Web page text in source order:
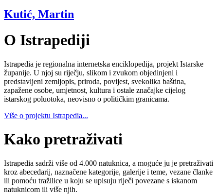
Kutić, Martin
O Istrapediji
Istrapedia je regionalna internetska enciklopedija, projekt Istarske
županije. U njoj su riječju, slikom i zvukom objedinjeni i
predstavljeni zemljopis, priroda, povijest, svekolika baština,
zapažene osobe, umjetnost, kultura i ostale značajke cijelog
istarskog poluotoka, neovisno o političkim granicama.
Više o projektu Istrapedia...
Kako pretraživati
Istrapedia sadrži više od 4.000 natuknica, a moguće ju je pretraživati
kroz abecedarij, naznačene kategorije, galerije i teme, vezane članke
ili pomoću tražilice u koju se upisuju riječi povezane s iskanom
natuknicom ili više njih.